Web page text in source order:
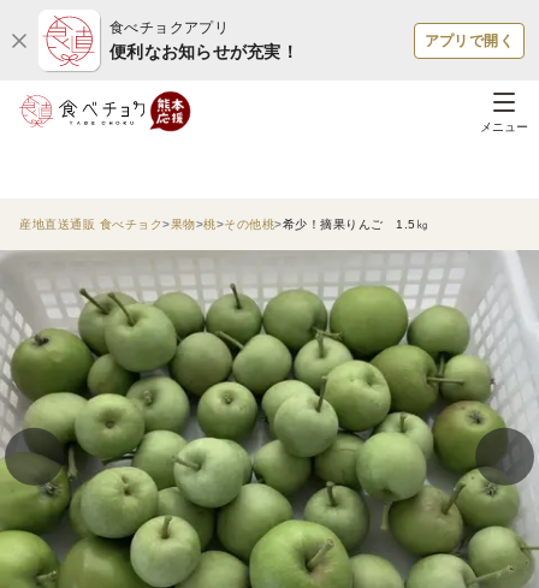
食べチョクアプリ
便利なお知らせが充実！
アプリで開く
メニュー
産地直送通販 食べチョク 果物 桃 その他桃 希少！摘果りんご 1.5㎏